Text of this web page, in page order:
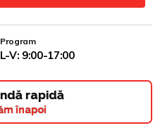
Program
L-V: 9:00-17:00
rapidă
înapoi